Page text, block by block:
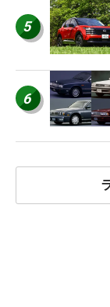
5
6